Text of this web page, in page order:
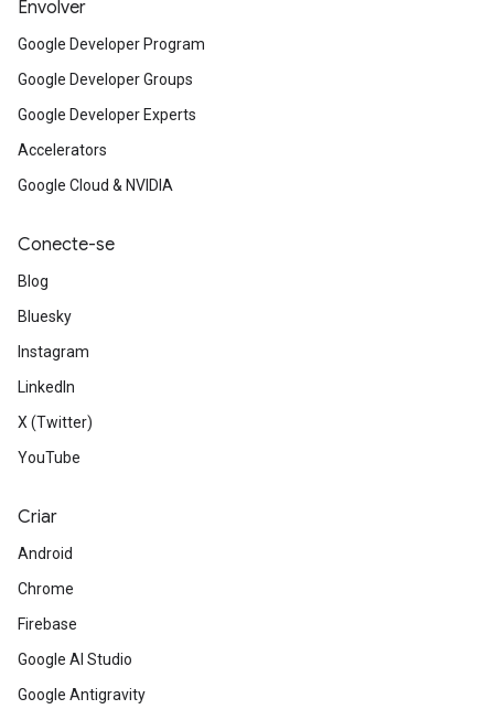
Envolver
Google Developer Program
Google Developer Groups
Google Developer Experts
Accelerators
Google Cloud & NVIDIA
Conecte-se
Blog
Bluesky
Instagram
LinkedIn
X (Twitter)
YouTube
Criar
Android
Chrome
Firebase
Google AI Studio
Google Antigravity